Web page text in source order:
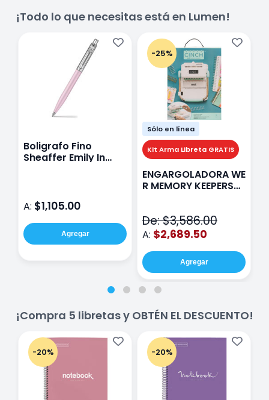
¡Todo lo que necesitas está en Lumen!
Boligrafo Fino
Sheaffer Emily In
A: $1,105.00
Agregar
-25%
Sólo en línea
Kit Arma Libreta GRATIS
ENGARGOLADORA WE
R MEMORY KEEPERS
De: $3,586.00
A: $2,689.50
Agregar
¡Compra 5 libretas y OBTÉN EL DESCUENTO!
-20% -20%